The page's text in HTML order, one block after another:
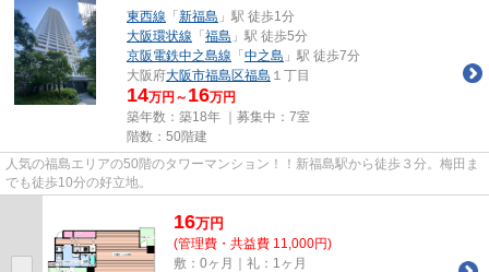
東西線 「 新福島 」駅 徒歩1分
大阪環状線 「 福島 」駅 徒歩5分
京阪電鉄中之島線 「 中之島 」駅 徒歩7分
大阪府大阪市福島区福島 １丁目
14万円～ 16万円
築年数：築18年 ｜募集中： 7室
階数：50階建
人気の福島エリアの50階のタワーマンション！！新福島駅から徒歩３分。梅田ま
でも徒歩10分の好立地。
16万円
(管理費・共益費 11,000円)
敷：0ヶ月｜礼：1ヶ月